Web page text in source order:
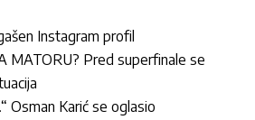
Instagram profil
MATORU? Pred superfinale se
Osman Karić se oglasio